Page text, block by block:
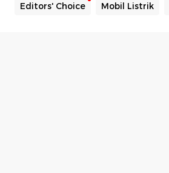
Editors' Choice Mobil Listrik